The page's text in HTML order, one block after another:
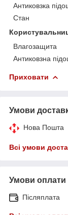
Антиковзка
Стан
Влагозащита
Антиковзна
Приховати
Умови
Нова Пошта
Всі умови
Умови оплати
Післяплата